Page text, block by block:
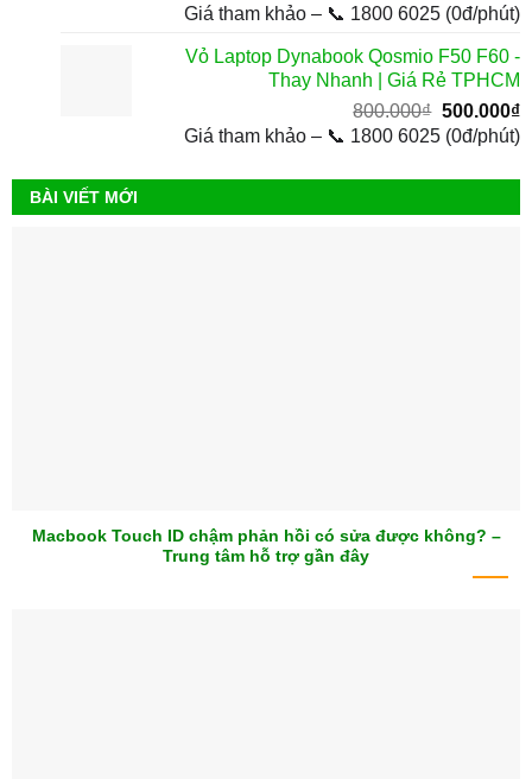
gốc
4.500.000₫.
Giá tham khảo – 📞 1800 6025 (0đ/phút)
Vỏ Laptop Dynabook Qosmio F50 F60 -
Thay Nhanh | Giá Rẻ TPHCM
800.000₫ Giá
gốc
800.000₫.
500.000₫
Giá tham khảo – 📞 1800 6025 (0đ/phút)
BÀI VIẾT MỚI
Macbook Touch ID chậm phản hồi có sửa được không? –
Trung tâm hỗ trợ gần đây